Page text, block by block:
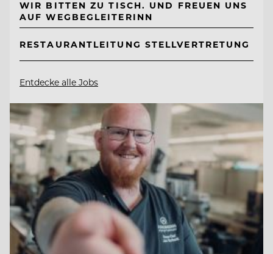
WIR BITTEN ZU TISCH. UND FREUEN UNS
AUF WEGBEGLEITERINN
RESTAURANTLEITUNG STELLVERTRETUNG
Entdecke alle Jobs